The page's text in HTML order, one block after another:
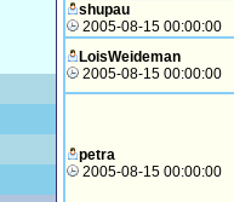
shupau
2005-08-15 00:00:00
LoisWeideman
2005-08-15 00:00:00
petra
2005-08-15 00:00:00